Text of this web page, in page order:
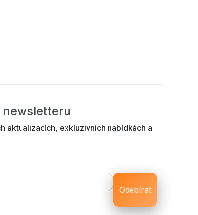
newsletteru
aktualizacích, exkluzivních nabídkách a
Odebírat